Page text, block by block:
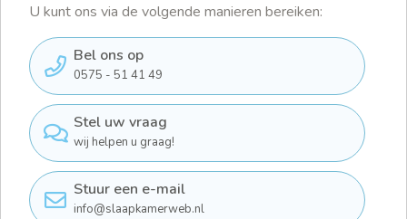
U kunt ons via de volgende manieren bereiken:
Bel ons op
0575 - 51 41 49
Stel uw vraag
wij helpen u graag!
Stuur een e-mail
info@slaapkamerweb.nl